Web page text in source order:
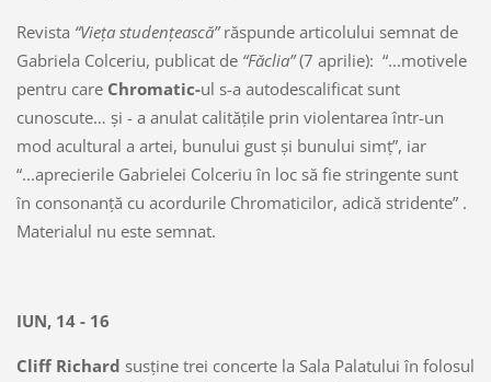
Revista “Vieţa studenţească”răspunde articolului semnat de
Gabriela Colceriu, publicat de “Făclia”(7 aprilie): “...motivele
pentru care Chromatic-ul s-a autodescalificat sunt
cunoscute… şi - a anulat calităţile prin violentarea într-un
mod acultural a artei, bunului gust şi bunului simţ”, iar
“...aprecierile Gabrielei Colceriu în loc să fie stringente sunt
în consonanţă cu acordurile Chromaticilor, adică stridente” .
Materialul nu este semnat.
IUN, 14 - 16
Cliff Richard susţine trei concerte la Sala Palatului în folosul